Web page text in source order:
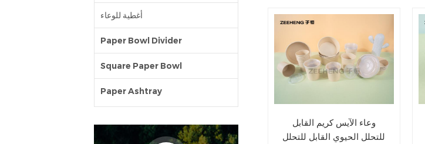
أغطية للوعاء
Paper Bowl Divider
Square Paper Bowl
Paper Ashtray
يمكن استخدام هذا الطبق في
تغليف البالغين أو الأطفال
للسلطة الطازجة أو الفاكهة أو
الجزر أو أي وجبات خفيفة جافة
أو شطائر ، إلخ. إنه مثالي للعمل
وعاء الآيس كريم القابل
للتحلل الحيوي القابل للتحلل